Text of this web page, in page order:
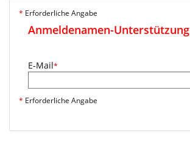
* Erforderliche Angabe
Anmeldenamen-Unterstützung
E-Mail*
* Erforderliche Angabe